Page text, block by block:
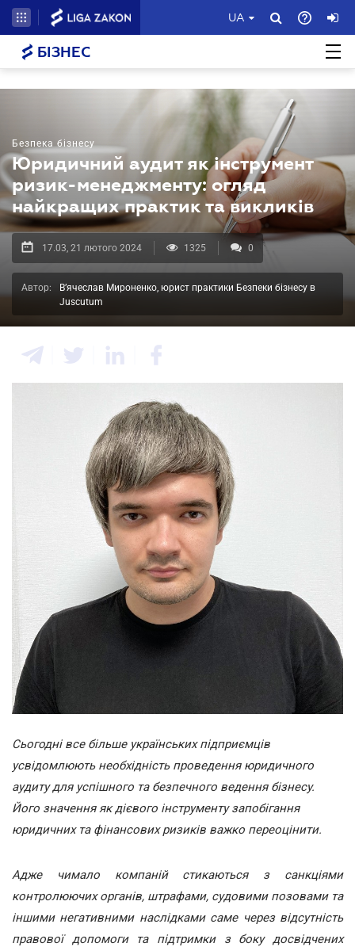
UA
БІЗНЕС
Безпека бізнесу
Юридичний аудит як інструмент
ризик-менеджменту: огляд
найкращих практик та викликів
17.03, 21 лютого 2024 1325 0
Автор:
В’ячеслав Мироненко, юрист практики Безпеки бізнесу в
Juscutum
Сьогодні все більше українських підприємців
усвідомлюють необхідність проведення юридичного
аудиту для успішного та безпечного ведення бізнесу.
Його значення як дієвого інструменту запобігання
юридичних та фінансових ризиків важко переоцінити.
Адже чимало компаній стикаються з санкціями
контролюючих органів, штрафами, судовими позовами та
іншими негативними наслідками саме через відсутність
правової допомоги та підтримки з боку досвідчених